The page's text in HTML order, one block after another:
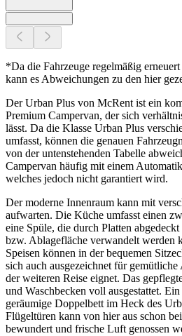
*Da die Fahrzeuge regelmäßig
kann es Abweichungen zu den hier
Der Urban Plus von McRent ist ein
Premium Campervan, der sich
lässt. Da die Klasse Urban Plus
umfasst, können die genauen
von der untenstehenden Tabelle
Campervan häufig mit einem
welches jedoch nicht garantiert wird.
Der moderne Innenraum kann mit
aufwarten. Die Küche umfasst einen
eine Spüle, die durch Platten
bzw. Ablagefläche verwandelt werden
Speisen können in der bequemen
sich auch ausgezeichnet für
der weiteren Reise eignet. Das
und Waschbecken voll ausgestattet.
geräumige Doppelbett im Heck des
Flügeltüren kann von hier aus schon
bewundert und frische Luft genossen